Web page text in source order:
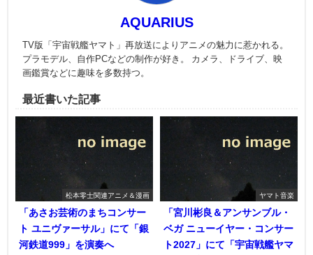
AQUARIUS
TV版「宇宙戦艦ヤマト」再放送によりアニメの魅力に惹かれる。
プラモデル、自作PCなどの制作が好き。 カメラ、ドライブ、映
画鑑賞などに趣味を多数持つ。
最近書いた記事
松本零士関連アニメ＆漫画
「あさお芸術のまちコンサー
ト ユニヴァーサル」にて「銀
河鉄道999」を演奏へ
ヤマト音楽
「宮川彬良＆アンサンブル・
ベガ ニューイヤー・コンサー
ト2027」にて「宇宙戦艦ヤマ